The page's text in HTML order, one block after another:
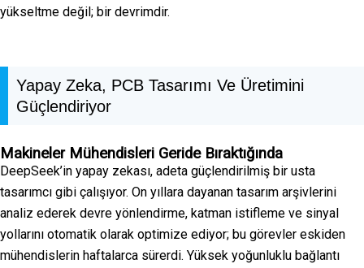
yükseltme değil; bir devrimdir.
Yapay Zeka, PCB Tasarımı Ve Üretimini
Güçlendiriyor
Makineler Mühendisleri Geride Bıraktığında
DeepSeek’in yapay zekası, adeta güçlendirilmiş bir usta
tasarımcı gibi çalışıyor. On yıllara dayanan tasarım arşivlerini
analiz ederek devre yönlendirme, katman istifleme ve sinyal
yollarını otomatik olarak optimize ediyor; bu görevler eskiden
mühendislerin haftalarca sürerdi. Yüksek yoğunluklu bağlantı